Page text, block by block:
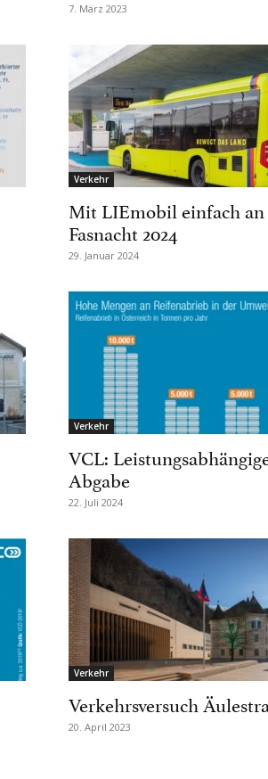
7. März 2023
Verkehr
Mit LIEmobil einfach
Fasnacht 2024
29. Januar 2024
Verkehr
VCL:
Abgabe
22. Juli 2024
Verkehr
Verkehrsversuch
20. April 2023